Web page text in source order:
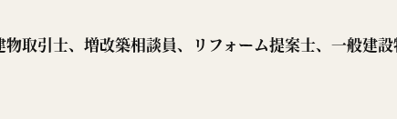
物取引士、増改築相談員、リフォーム提案士、一般建